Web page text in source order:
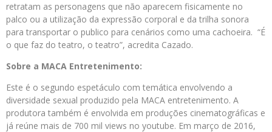
retratam as personagens que não aparecem fisicamente no
palco ou a utilização da expressão corporal e da trilha sonora
para transportar o publico para cenários como uma cachoeira. “É
o que faz do teatro, o teatro”, acredita Cazado.
Sobre a MACA Entretenimento:
Este é o segundo espetáculo com temática envolvendo a
diversidade sexual produzido pela MACA entretenimento. A
produtora também é envolvida em produções cinematográficas e
já reúne mais de 700 mil views no youtube. Em março de 2016,